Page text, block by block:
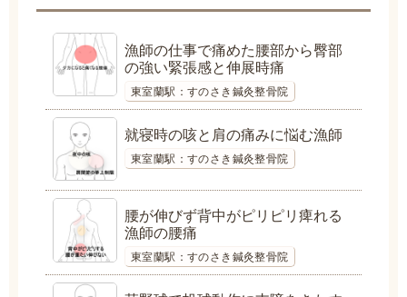
漁師の仕事で痛めた腰部から臀部
の強い緊張感と伸展時痛
東室蘭駅：すのさき鍼灸整骨院
就寝時の咳と肩の痛みに悩む漁師
東室蘭駅：すのさき鍼灸整骨院
腰が伸びず背中がピリピリ痺れる
漁師の腰痛
東室蘭駅：すのさき鍼灸整骨院